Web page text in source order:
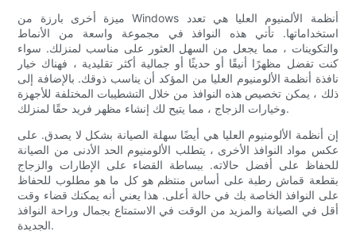
ميزة أخرى بارزة من Windows أنظمة الألمنيوم العليا هي تعدد
استخداماتها. تأتي هذه النوافذ في مجموعة واسعة من الأنماط
والتكوينات ، مما يجعل من السهل العثور على مناسب لمنزلك. سواء
كنت تفضل مظهرًا أنيقًا أو حديثًا أو جمالية أكثر تقليدية ، فهناك خيار
نافذة أنظمة الألومنيوم العليا من المؤكد أن يناسب ذوقك. بالإضافة إلى
ذلك ، يمكن تخصيص هذه النوافذ من خلال التشطيبات المختلفة للأجهزة
وخيارات الزجاج ، مما يتيح لك إنشاء مظهر فريد حقًا لمنزلك.
إن أنظمة الألومنيوم العليا هي أيضًا سهلة الصيانة بشكل لا يصدق. على
عكس مواد النوافذ الأخرى ، يتطلب الألومنيوم الحد الأدنى من الصيانة
للحفاظ على أفضل حالاته. ببساطة القضاء على الإطارات والزجاج
بقطعة قماش رطبة على أساس منتظم هو كل ما هو مطلوب للحفاظ
على النوافذ الخاصة بك في حالة أعلى. هذا يعني أنه يمكنك قضاء وقت
أقل في الصيانة والمزيد من الوقت في الاستمتاع بجمال وراحة النوافذ
الجديدة.